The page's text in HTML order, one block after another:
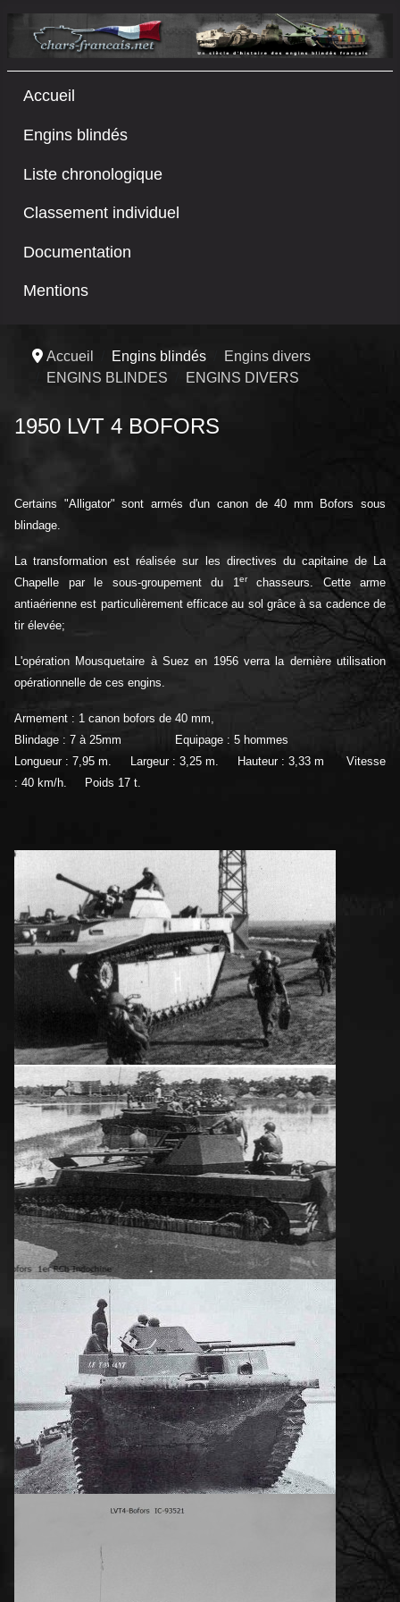
Accueil
Engins blindés
Liste chronologique
Classement individuel
Documentation
Mentions
Accueil Engins blindés
Engins divers
ENGINS BLINDES
ENGINS DIVERS
1950 LVT 4 BOFORS
Certains "Alligator" sont armés d'un canon de 40 mm Bofors sous
blindage.
La transformation est réalisée sur les directives du capitaine de La
Chapelle par le sous-groupement du 1erchasseurs. Cette arme
antiaérienne est particulièrement efficace au sol grâce à sa cadence de
tir élevée;
L'opération Mousquetaire à Suez en 1956 verra la dernière utilisation
opérationnelle de ces engins.
Armement : 1 canon bofors de 40 mm,
Blindage : 7 à 25mm Equipage : 5 hommes
Longueur : 7,95 m. Largeur : 3,25 m. Hauteur : 3,33 m Vitesse
: 40 km/h. Poids 17 t.